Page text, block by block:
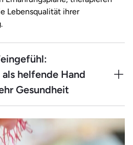
Lebensqualität ihrer
helfende Hand
Gesundheit
ihren
zur Seite: Ob in